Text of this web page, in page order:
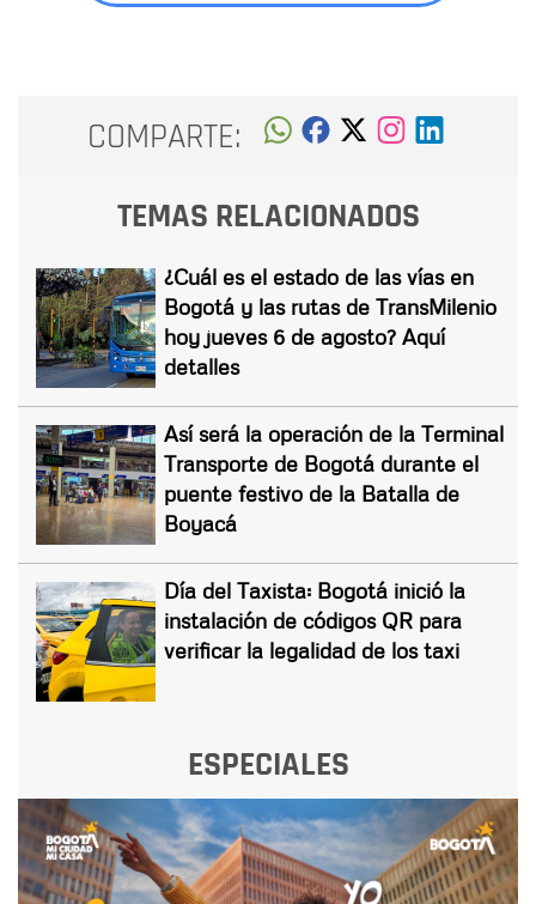
COMPARTE:
TEMAS RELACIONADOS
¿Cuál es el estado de las vías en
Bogotá y las rutas de TransMilenio
hoy jueves 6 de agosto? Aquí
detalles
Así será la operación de la Terminal
Transporte de Bogotá durante el
puente festivo de la Batalla de
Boyacá
Día del Taxista: Bogotá inició la
instalación de códigos QR para
verificar la legalidad de los taxi
ESPECIALES